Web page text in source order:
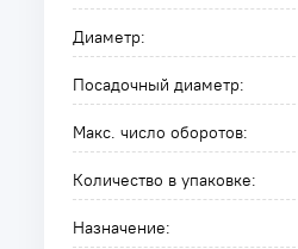
Диаметр:
Посадочный диаметр:
Макс. число оборотов:
Количество в упаковке:
Назначение: